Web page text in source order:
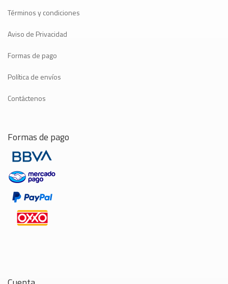
Términos y condiciones
Aviso de Privacidad
Formas de pago
Política de envíos
Contáctenos
Formas de pago